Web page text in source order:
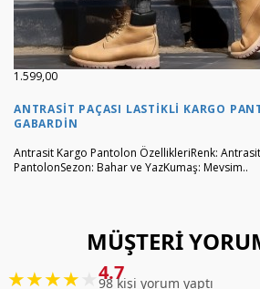
1.599,00
ANTRASIT PAÇASI LASTIKLI KARGO
GABARDIN
Antrasit Kargo Pantolon ÖzellikleriRenk:
PantolonSezon: Bahar ve YazKumaş: Mevsim..
MÜŞTERI
★★★★ 4.7
98 kişi yorum yaptı